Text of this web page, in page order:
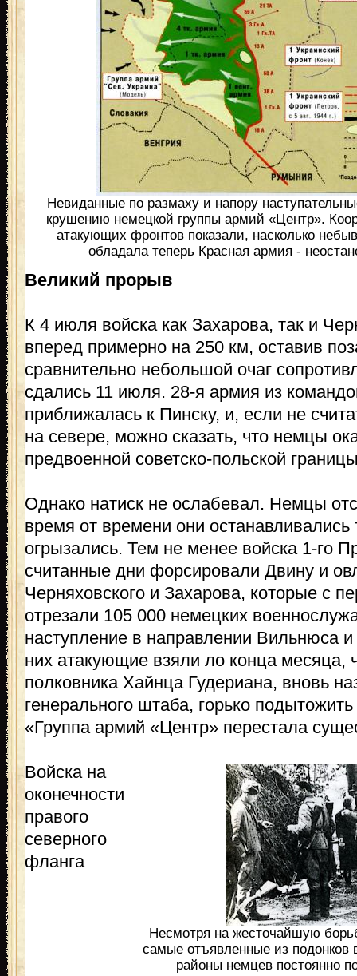
Невиданные по размаху и напору
крушению немецкой группы армий «Центр».
атакующих фронтов показали, насколько
обладала теперь Красная армия -
Великий прорыв
К 4 июля войска как Захарова, так и
вперед примерно на 250 км, оставив
сравнительно небольшой очаг
сдались 11 июля. 28-я армия из
приближалась к Пинску, и, если не
на севере, можно сказать, что немцы
предвоенной советско-польской
Однако натиск не ослабевал. Немцы
время от времени они останавливались
огрызались. Тем не менее войска 1-го
считанные дни форсировали Двину и
Черняховского и Захарова, которые с
отрезали 105 000 немецких
наступление в направлении Вильнюса
них атакующие взяли ло конца месяца,
полковника Хайнца Гудериана, вновь
генерального штаба, горько
«Группа армий «Центр» перестала
Несмотря на жесточайшую
самые отъявленные из подонков
районы немцев постоянно
Войска на
оконечности
правого
северного
фланга